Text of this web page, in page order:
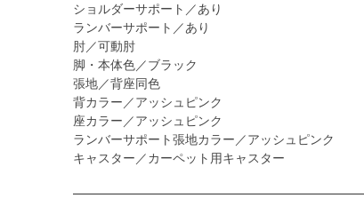
ショルダーサポート／あり
ランバーサポート／あり
肘／可動肘
脚・本体色／ブラック
張地／背座同色
背カラー／アッシュピンク
座カラー／アッシュピンク
ランバーサポート張地カラー／アッシュピンク
キャスター／カーペット用キャスター